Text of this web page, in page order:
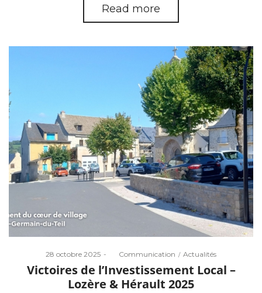
Read more
Posted
on
28 octobre 2025 Communication
Posted
Actualités
Victoires de l’Investissement Local –
Lozère & Hérault 2025